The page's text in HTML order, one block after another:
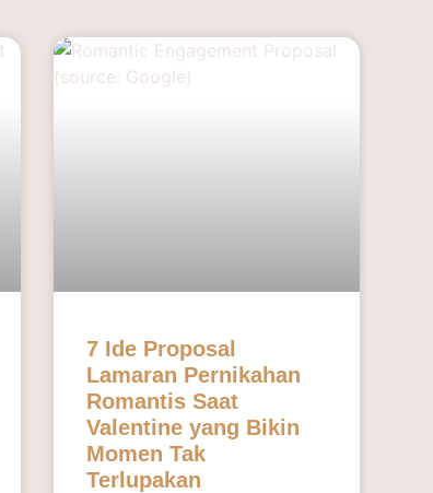
7 Ide Proposal
Lamaran Pernikahan
Romantis Saat
Valentine yang Bikin
Momen Tak
Terlupakan